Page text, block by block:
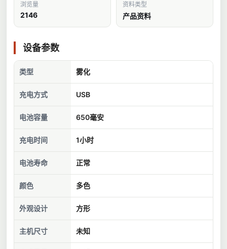
浏览量
2146
资料类型
产品资料
设备参数
类型 雾化
充电方式 USB
电池容量 650毫安
充电时间 1小时
电池寿命 正常
颜色 多色
外观设计 方形
主机尺寸 未知